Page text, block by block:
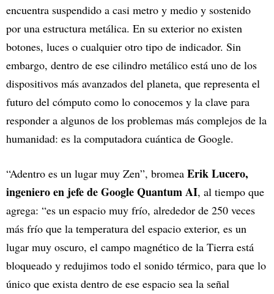
encuentra suspendido a casi metro y medio y sostenido
por una estructura metálica. En su exterior no existen
botones, luces o cualquier otro tipo de indicador. Sin
embargo, dentro de ese cilindro metálico está uno de los
dispositivos más avanzados del planeta, que representa el
futuro del cómputo como lo conocemos y la clave para
responder a algunos de los problemas más complejos de la
humanidad: es la computadora cuántica de Google.
“Adentro es un lugar muy Zen”, bromea Erik Lucero,
ingeniero en jefe de Google Quantum AI, al tiempo que
agrega: “es un espacio muy frío, alrededor de 250 veces
más frío que la temperatura del espacio exterior, es un
lugar muy oscuro, el campo magnético de la Tierra está
bloqueado y redujimos todo el sonido térmico, para que lo
único que exista dentro de ese espacio sea la señal